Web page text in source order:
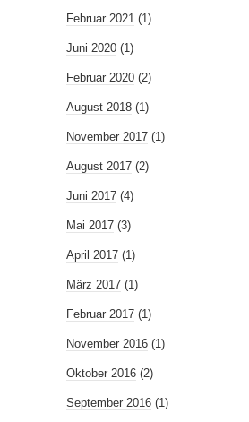
Februar 2021 (1)
Juni 2020 (1)
Februar 2020 (2)
August 2018 (1)
November 2017 (1)
August 2017 (2)
Juni 2017 (4)
Mai 2017 (3)
April 2017 (1)
März 2017 (1)
Februar 2017 (1)
November 2016 (1)
Oktober 2016 (2)
September 2016 (1)